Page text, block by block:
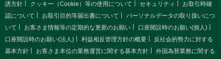
誘方針
クッキー（Cookie）等の使用について セキュリティ
お取引時確
認について
お取引目的等届出書について
パーソナルデータの取り扱いにつ
いて
お客さま情報等の定期的な更新のお願い
口座開設時のお願い(個人)
口座開設時のお願い(法人)
利益相反管理方針の概要
反社会的勢力に対する
基本方針
お客さま本位の業務運営に関する基本方針
外国為替業務に関する